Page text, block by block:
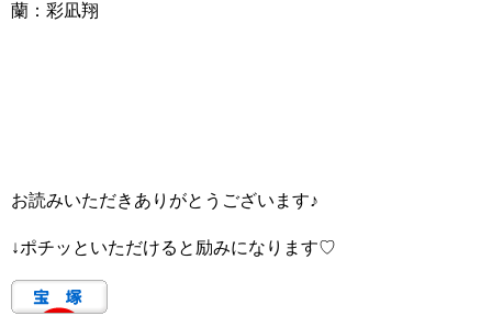
蘭：彩凪翔
お読みいただきありがとうございます♪
↓ポチッといただけると励みになります♡